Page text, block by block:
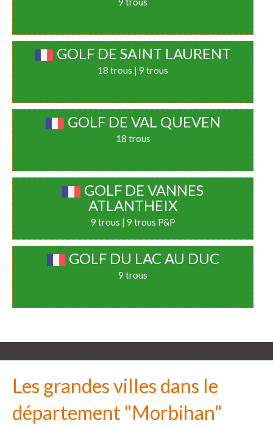
GOLF DE SAINT LAURENT
18 trous | 9 trous
GOLF DE VAL QUEVEN
18 trous
GOLF DE VANNES
ATLANTHEIX
9 trous | 9 trous P&P
GOLF DU LAC AU DUC
9 trous
Les grandes villes dans le
département "Morbihan"